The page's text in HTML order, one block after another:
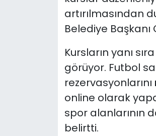
artırılmasından
Belediye
Kursların yanı
görüyor. Futbol
rezervasyonlarını
online olarak
spor alanlarının
belirtti.